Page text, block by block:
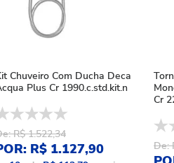
Chuveiro Com Ducha Deca
Plus Cr 1990.c.std.kit.n
R$ 1.522,34
R$ 1.127,90
Cr
De: